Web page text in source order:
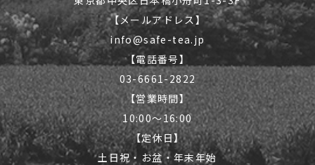
【メールアドレス】
info@safe-tea.jp
【電話番号】
03-6661-2822
【営業時間】
10:00〜16:00
【定休日】
土日祝・お盆・年末年始